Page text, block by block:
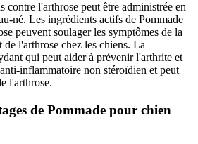
contre l'arthrose peut être administrée en
né. Les ingrédients actifs de Pommade
peuvent soulager les symptômes de la
l'arthrose chez les chiens. La
qui peut aider à prévenir l'arthrite et
inflammatoire non stéroïdien et peut
l'arthrose.
de Pommade pour chien